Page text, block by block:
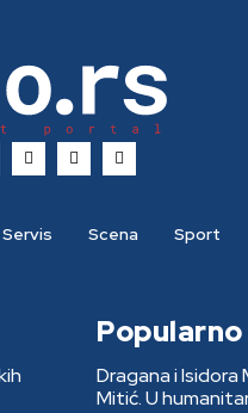
Servis Scena Sport
Popularno
Dragana i Isidora
Mitić. U